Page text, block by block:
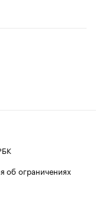
об ограничениях